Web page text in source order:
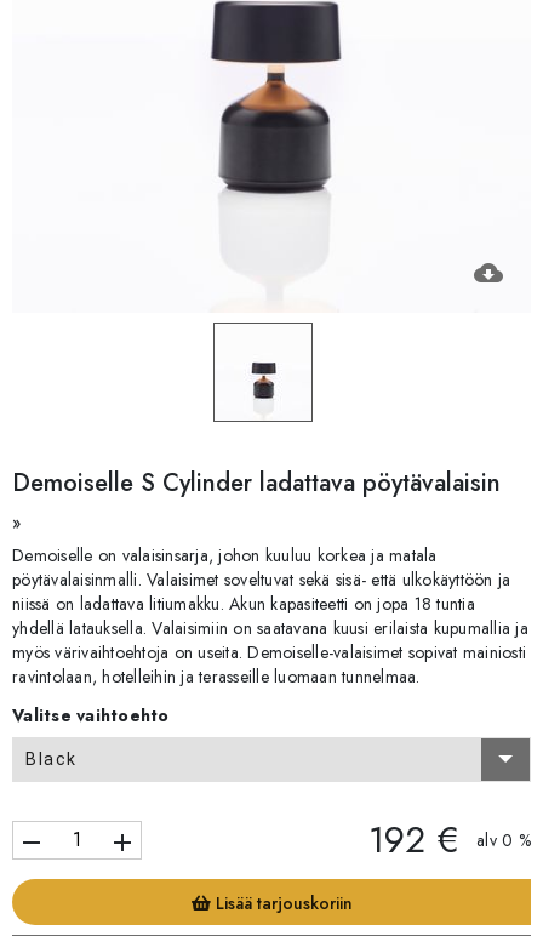
cloud_download
Demoiselle S Cylinder ladattava pöytävalaisin
»
Demoiselle on valaisinsarja, johon kuuluu korkea ja matala
pöytävalaisinmalli. Valaisimet soveltuvat sekä sisä- että ulkokäyttöön ja
niissä on ladattava litiumakku. Akun kapasiteetti on jopa 18 tuntia
yhdellä latauksella. Valaisimiin on saatavana kuusi erilaista kupumallia ja
myös värivaihtoehtoja on useita. Demoiselle-valaisimet sopivat mainiosti
ravintolaan, hotelleihin ja terasseille luomaan tunnelmaa.
Valitse vaihtoehto
Black
remove add 192 € alv 0 %
Lisää tarjouskoriin